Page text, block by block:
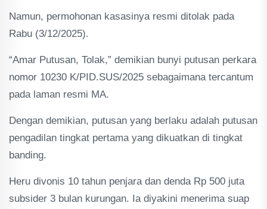
Namun, permohonan kasasinya resmi ditolak pada
Rabu (3/12/2025).
“Amar Putusan, Tolak,” demikian bunyi putusan perkara
nomor 10230 K/PID.SUS/2025 sebagaimana tercantum
pada laman resmi MA.
Dengan demikian, putusan yang berlaku adalah putusan
pengadilan tingkat pertama yang dikuatkan di tingkat
banding.
Heru divonis 10 tahun penjara dan denda Rp 500 juta
subsider 3 bulan kurungan. Ia diyakini menerima suap